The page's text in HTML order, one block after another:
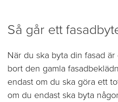
Så går ett
När du ska byta din fasad
bort den gamla
endast om du ska göra ett
om du endast ska byta